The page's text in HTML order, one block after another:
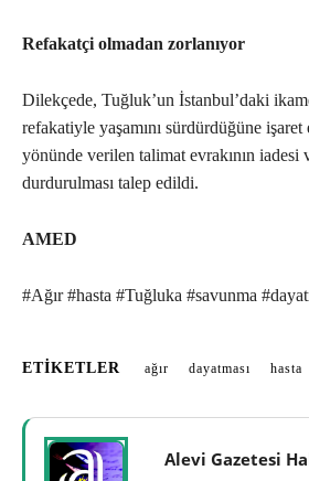
Refakatçi olmadan zorlanıyor
Dilekçede, Tuğluk’un İstanbul’daki
refakatiyle yaşamını sürdürdüğüne işaret
yönünde verilen talimat evrakının iadesi
durdurulması talep edildi.
AMED
#Ağır #hasta #Tuğluka #savunma
ETIKETLER ağır dayatması hasta
Alevi Gazetesi